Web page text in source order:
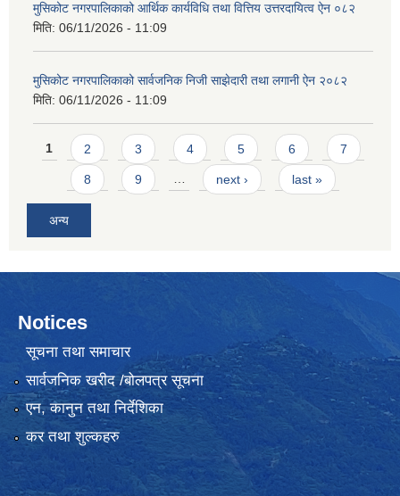
मुसिकोट नगरपालिकाको आर्थिक कार्यविधि तथा वित्तिय उत्तरदायित्व ऐन ०८२
मिति: 06/11/2026 - 11:09
मुसिकोट नगरपालिकाको सार्वजनिक निजी साझेदारी तथा लगानी ऐन २०८२
मिति: 06/11/2026 - 11:09
Pages
1 2 3 4 5 6 7
8 9 … next › last »
अन्य
Notices
सूचना तथा समाचार
सार्वजनिक खरीद /बोलपत्र सूचना
एन, कानुन तथा निर्देशिका
कर तथा शुल्कहरु